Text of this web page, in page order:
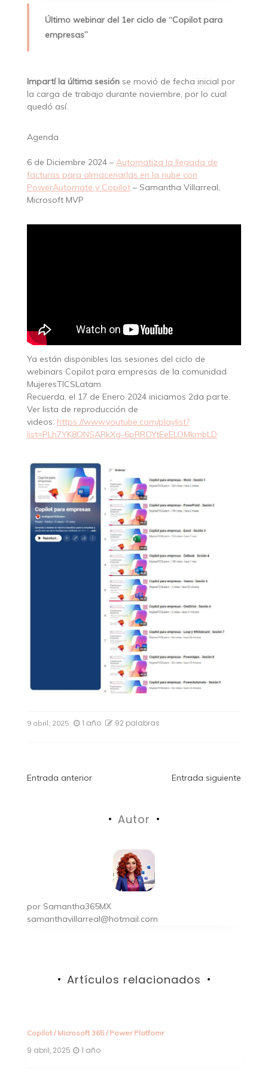
Último webinar del 1er ciclo de “Copilot para
empresas”
Impartí la última sesiónse movió de fecha inicial por
la carga de trabajo durante noviembre, por lo cual
quedó así.
Agenda
6 de Diciembre 2024 – Automatiza la llegada de
facturas para almacenarlas en la nube con
PowerAutomate y Copilot– Samantha Villarreal,
Microsoft MVP
Ya están disponibles las sesiones del ciclo de
webinars Copilot para empresas de la comunidad
MujeresTICSLatam
Recuerda, el 17 de Enero 2024 iniciamos 2da parte.
Ver lista de reproducción de
videos: https://www.youtube.com/playlist?
list=PLh7YK8ONSARkXg-6pRROYtEeELOMkmbLD
9 abril, 2025 1 año 92 palabras
Navegación
entradas
Entrada anterior Entrada siguiente
Autor
por Samantha365MX
samanthavillarreal@hotmail.com
Artículos relacionados
Copilot/ Microsoft 365/ Power Platfomr
9 abril, 2025 1 año